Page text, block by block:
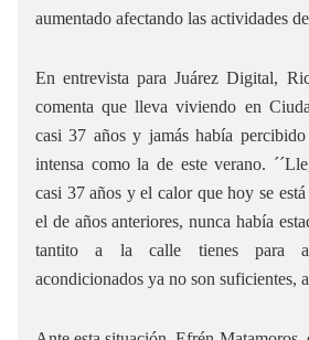
aumentado afectando las actividades
En entrevista para Juárez Digital,
comenta que lleva viviendo en
casi 37 años y jamás había
intensa como la de este verano.
casi 37 años y el calor que hoy se
el de años anteriores, nunca había
tantito a la calle tienes para
acondicionados ya no son suficientes,